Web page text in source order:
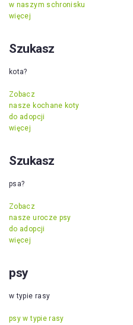
w naszym schronisku
więcej
Szukasz
kota?
Zobacz
nasze kochane koty
do adopcji
więcej
Szukasz
psa?
Zobacz
nasze urocze psy
do adopcji
więcej
psy
w typie rasy
psy w typie rasy